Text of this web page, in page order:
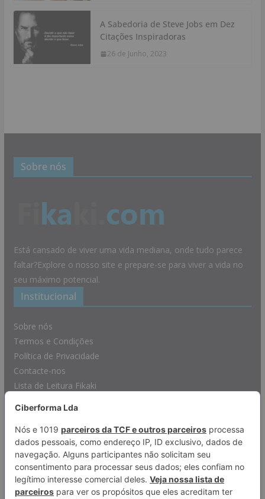
A Sabedoria de Steve Jobs em Dez
Citações Inspiradoras
26 de Junho, 2023
Sobre nós
Está cansado de viver uma vida mediana, onde tudo parece
faltar?Explore o nosso site e prepare-se para viver a vida no
seu máximo potencial.
Institucional
Sobre nós
Termos e Condições
Política de Privacidade
Contacte-nos
Lista de Leitura Fikaki
Afiliações
Booking
Amazon
Wook
Coinbase
Rede Ciberforma